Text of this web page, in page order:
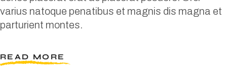
varius natoque penatibus et magnis dis magna et
parturient montes.
READ MORE